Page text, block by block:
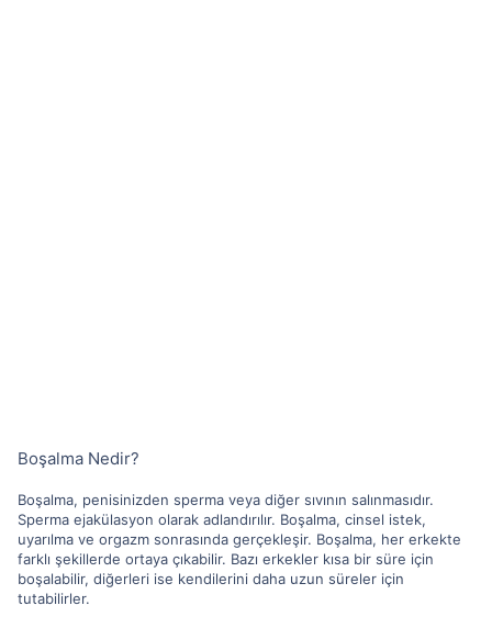
Boşalma Nedir?
Boşalma, penisinizden sperma veya diğer sıvının salınmasıdır.
Sperma ejakülasyon olarak adlandırılır. Boşalma, cinsel istek,
uyarılma ve orgazm sonrasında gerçekleşir. Boşalma, her erkekte
farklı şekillerde ortaya çıkabilir. Bazı erkekler kısa bir süre için
boşalabilir, diğerleri ise kendilerini daha uzun süreler için
tutabilirler.